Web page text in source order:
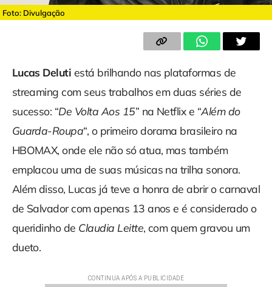
Foto: Divulgação
Lucas Deluti está brilhando nas plataformas de
streaming com seus trabalhos em duas séries de
sucesso: “De Volta Aos 15” na Netflix e “Além do
Guarda-Roupa“, o primeiro dorama brasileiro na
HBOMAX, onde ele não só atua, mas também
emplacou uma de suas músicas na trilha sonora.
Além disso, Lucas já teve a honra de abrir o carnaval
de Salvador com apenas 13 anos e é considerado o
queridinho de Claudia Leitte, com quem gravou um
dueto.